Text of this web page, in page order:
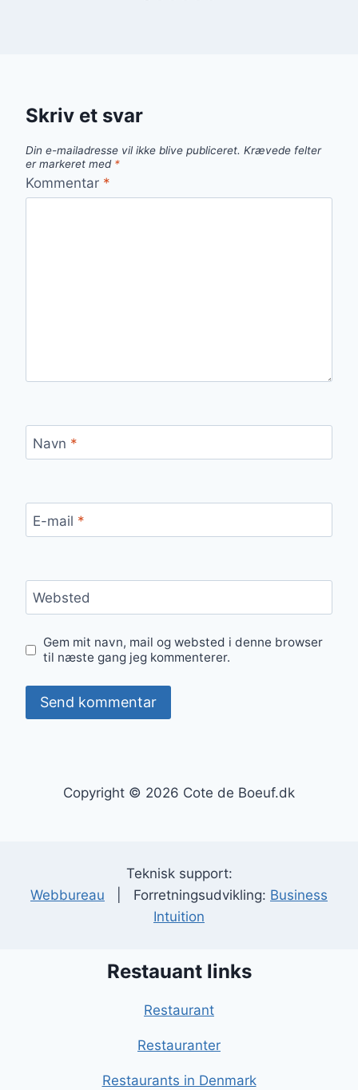
Skriv et svar
Din e-mailadresse vil ikke blive publiceret. Krævede felter
er markeret med *
Kommentar *
Navn *
E-mail *
Websted
Gem mit navn, mail og websted i denne browser
til næste gang jeg kommenterer.
Copyright © 2026 Cote de Boeuf.dk
Teknisk support:
Webbureau | Forretningsudvikling: Business
Intuition
Restauant links
Restaurant
Restauranter
Restaurants in Denmark